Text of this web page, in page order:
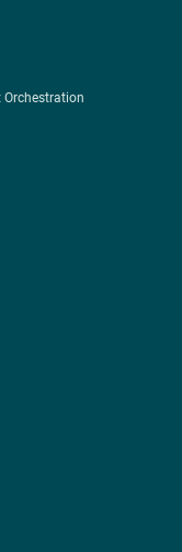
Orchestration